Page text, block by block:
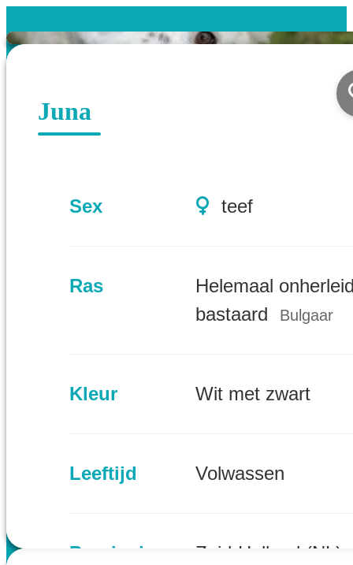
Juna
Sex teef
Ras
Helemaal
bastaard
Bulgaar
Kleur Wit met zwart
Leeftijd Volwassen
Provincie Zuid-Holland (NL)